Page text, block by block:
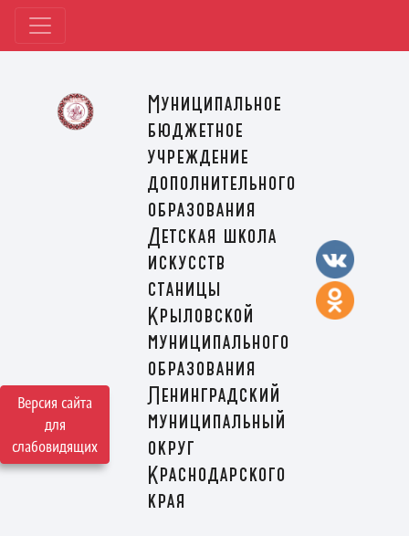
Версия сайта
для
слабовидящих
Муниципальное
бюджетное
учреждение
дополнительного
образования
Детская школа
искусств
станицы
Крыловской
муниципального
образования
Ленинградский
муниципальный
округ
Краснодарского
края